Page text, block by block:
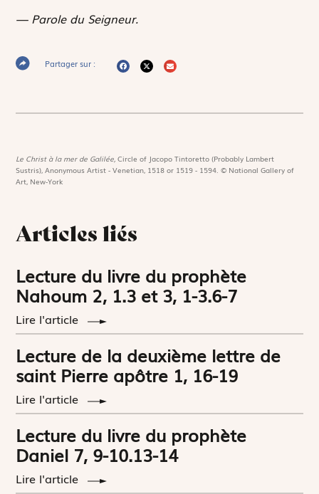
— Parole du Seigneur.
Partager sur :
Le Christ à la mer de Galilée,Circle of Jacopo Tintoretto (Probably Lambert
Sustris), Anonymous Artist - Venetian, 1518 or 1519 - 1594. © National Gallery of
Art, New-York
Articles liés
Lecture du livre du prophète
Nahoum 2, 1.3 et 3, 1-3.6-7
Lire l'article
Lecture de la deuxième lettre de
saint Pierre apôtre 1, 16-19
Lire l'article
Lecture du livre du prophète
Daniel 7, 9-10.13-14
Lire l'article